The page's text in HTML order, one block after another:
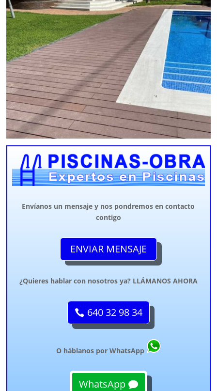
Envíanos un mensaje y nos pondremos en contacto
contigo
ENVIAR MENSAJE
¿Quieres hablar con nosotros ya? LLÁMANOS AHORA
640 32 98 34
O háblanos por WhatsApp
WhatsApp